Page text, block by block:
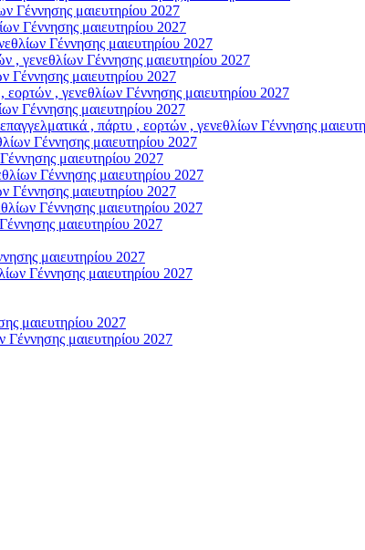
Γέννησης μαιευτηρίου 2027
Γέννησης μαιευτηρίου 2027
Γέννησης μαιευτηρίου 2027
Γέννησης μαιευτηρίου 2027
μαιευτηρίου 2027
, γενεθλίων Γέννησης μαιευτηρίου 2027
Γέννησης μαιευτηρίου 2027
, πάρτυ , εορτών , γενεθλίων Γέννησης
Γέννησης μαιευτηρίου 2027
μαιευτηρίου 2027
Γέννησης μαιευτηρίου 2027
μαιευτηρίου 2027
Γέννησης μαιευτηρίου 2027
μαιευτηρίου 2027
μαιευτηρίου 2027
Γέννησης μαιευτηρίου 2027
μαιευτηρίου 2027
μαιευτηρίου 2027